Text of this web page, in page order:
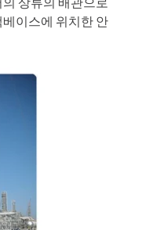
이스에 위치한 안